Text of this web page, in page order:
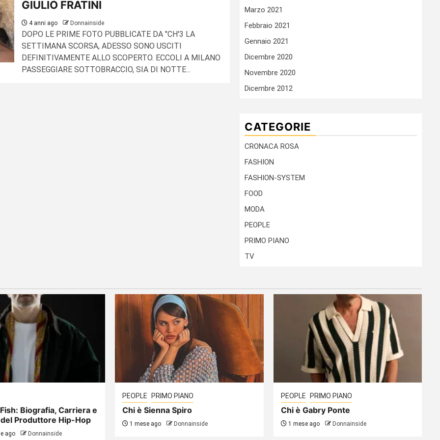
GIULIO FRATINI
4 anni ago Donnainside
DOPO LE PRIME FOTO PUBBLICATE DA "CH'3 LA
SETTIMANA SCORSA, ADESSO SONO USCITI
DEFINITIVAMENTE ALLO SCOPERTO. ECCOLI A MILANO
PASSEGGIARE SOTTOBRACCIO, SIA DI NOTTE...
Marzo 2021
Febbraio 2021
Gennaio 2021
Dicembre 2020
Novembre 2020
Dicembre 2012
CATEGORIE
CRONACA ROSA
FASHION
FASHION-SYSTEM
FOOD
MODA
PEOPLE
PRIMO PIANO
TV
Biografia, Carriera e
Produttore Hip-Hop
ago Donnainside
PEOPLE PRIMO PIANO
Chi è Sienna Spiro
1 mese ago Donnainside
PEOPLE PRIMO PIANO
Chi è Gabry Ponte
1 mese ago Donnainside